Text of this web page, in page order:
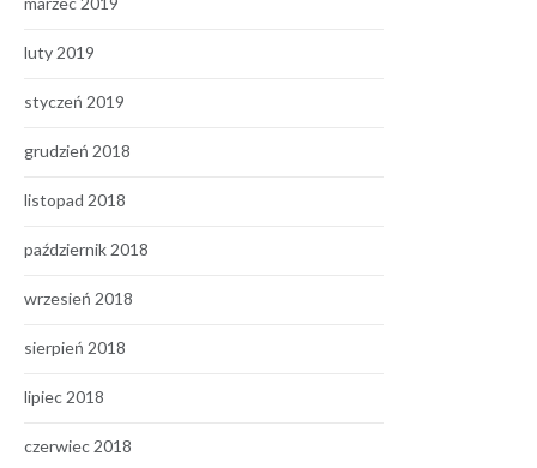
luty 2019
styczeń 2019
grudzień 2018
listopad 2018
październik 2018
wrzesień 2018
sierpień 2018
lipiec 2018
czerwiec 2018